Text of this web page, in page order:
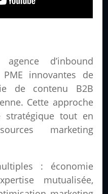
d’inbound
innovantes de
de contenu B2B
Cette approche
stratégique tout en
marketing
: économie
mutualisée,